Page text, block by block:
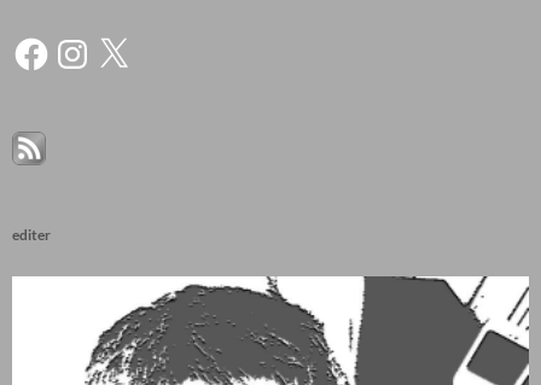
FacebookInstagram
X
editer